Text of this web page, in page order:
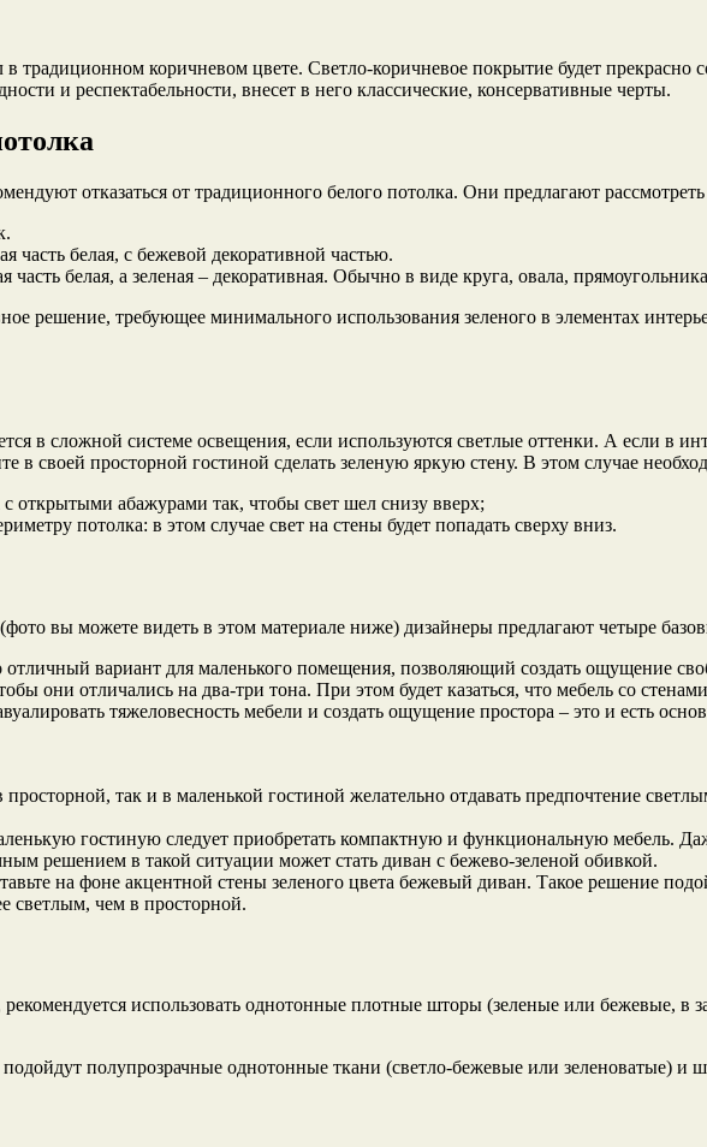
в традиционном коричневом цвете. Светло-коричневое покрытие будет
и респектабельности, внесет в него классические, консервативные черты.
отказаться от традиционного белого потолка. Они предлагают
часть белая, с бежевой декоративной частью.
белая, а зеленая – декоративная. Обычно в виде круга, овала,
решение, требующее минимального использования зеленого в элементах
в сложной системе освещения, если используются светлые оттенки. А если в
в своей просторной гостиной сделать зеленую яркую стену. В этом случае
открытыми абажурами так, чтобы свет шел снизу вверх;
потолка: в этом случае свет на стены будет попадать сверху вниз.
вы можете видеть в этом материале ниже) дизайнеры предлагают четыре
вариант для маленького помещения, позволяющий создать ощущение
они отличались на два-три тона. При этом будет казаться, что мебель со
тяжеловесность мебели и создать ощущение простора – это и есть
просторной, так и в маленькой гостиной желательно отдавать предпочтение
гостиную следует приобретать компактную и функциональную мебель.
решением в такой ситуации может стать диван с бежево-зеленой обивкой.
на фоне акцентной стены зеленого цвета бежевый диван. Такое решение
светлым, чем в просторной.
использовать однотонные плотные шторы (зеленые или бежевые, в
полупрозрачные однотонные ткани (светло-бежевые или зеленоватые) и